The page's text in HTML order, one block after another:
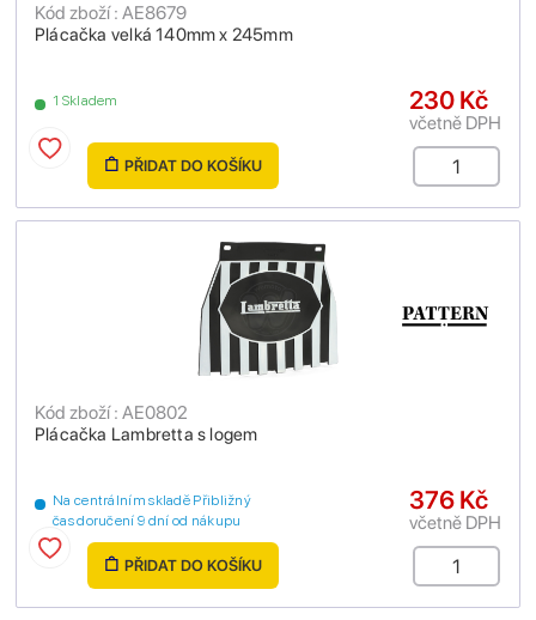
Plácačka velká 140mm x 245mm
Kód zboží : AE8679
1 Skladem 230 Kč
včetně DPH
PŘIDAT DO KOŠÍKU
Plácačka Lambretta s logem
Kód zboží : AE0802
Na centrálním skladě Přibližný
čas doručení 9 dní od nákupu
376 Kč
včetně DPH
PŘIDAT DO KOŠÍKU